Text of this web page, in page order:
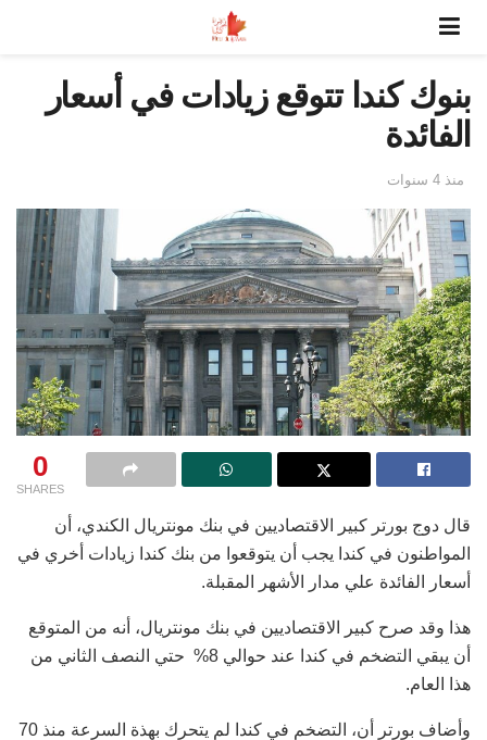
بنوك كندا تتوقع زيادات في أسعار
الفائدة
منذ 4 سنوات
0
SHARES
قال دوج بورتر كبير الاقتصاديين في بنك مونتريال الكندي، أن
المواطنون في كندا يجب أن يتوقعوا من بنك كندا زيادات أخري في
أسعار الفائدة علي مدار الأشهر المقبلة.
هذا وقد صرح كبير الاقتصاديين في بنك مونتريال، أنه من المتوقع
أن يبقي التضخم في كندا عند حوالي 8% حتي النصف الثاني من
هذا العام.
وأضاف بورتر أن، التضخم في كندا لم يتحرك بهذة السرعة منذ 70